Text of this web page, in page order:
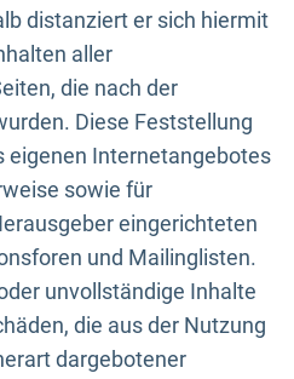
distanziert er sich hiermit
aller
die nach der
Diese Feststellung
eigenen Internetangebotes
sowie für
eingerichteten
und Mailinglisten.
unvollständige Inhalte
die aus der Nutzung
dargebotener